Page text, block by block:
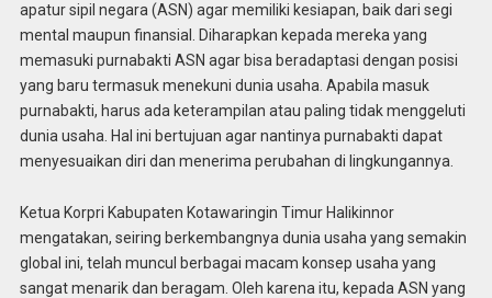
apatur sipil negara (ASN) agar memiliki kesiapan, baik dari segi
mental maupun finansial. Diharapkan kepada mereka yang
memasuki purnabakti ASN agar bisa beradaptasi dengan posisi
yang baru termasuk menekuni dunia usaha. Apabila masuk
purnabakti, harus ada keterampilan atau paling tidak menggeluti
dunia usaha. Hal ini bertujuan agar nantinya purnabakti dapat
menyesuaikan diri dan menerima perubahan di lingkungannya.
Ketua Korpri Kabupaten Kotawaringin Timur Halikinnor
mengatakan, seiring berkembangnya dunia usaha yang semakin
global ini, telah muncul berbagai macam konsep usaha yang
sangat menarik dan beragam. Oleh karena itu, kepada ASN yang